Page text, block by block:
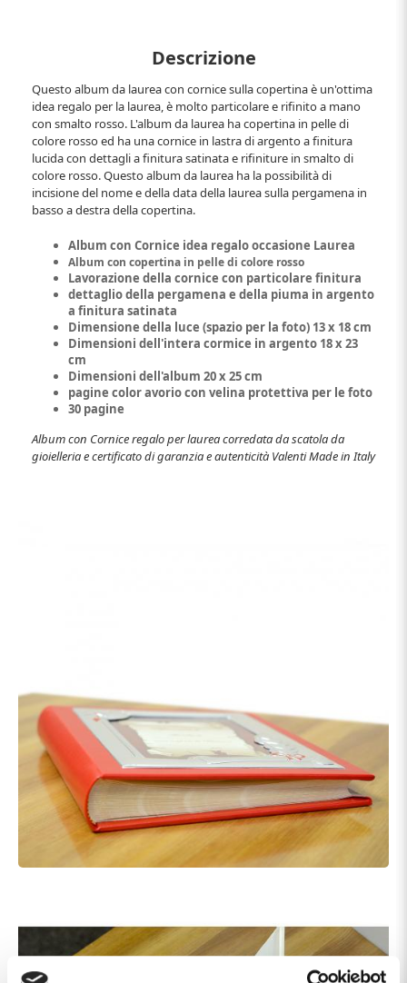
Descrizione
Questo album da laurea con cornice sulla copertina è un'ottima
idea regalo per la laurea, è molto particolare e rifinito a mano
con smalto rosso. L'album da laurea ha copertina in pelle di
colore rosso ed ha una cornice in lastra di argento a finitura
lucida con dettagli a finitura satinata e rifiniture in smalto di
colore rosso. Questo album da laurea ha la possibilità di
incisione del nome e della data della laurea sulla pergamena in
basso a destra della copertina.
Album con Cornice idea regalo occasione Laurea
Album con copertina in pelle di colore rosso
Lavorazione della cornice con particolare finitura
dettaglio della pergamena e della piuma in argento
a finitura satinata
Dimensione della luce (spazio per la foto) 13 x 18 cm
Dimensioni dell'intera cormice in argento 18 x 23
cm
Dimensioni dell'album 20 x 25 cm
pagine color avorio con velina protettiva per le foto
30 pagine
Album con Cornice regalo per laurea corredata da scatola da
gioielleria e certificato di garanzia e autenticità Valenti Made in Italy